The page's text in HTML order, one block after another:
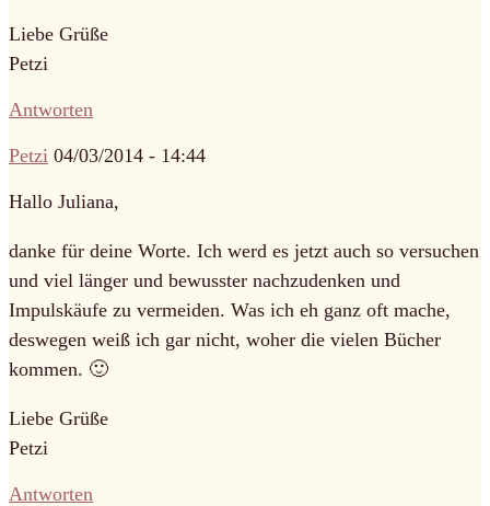
Liebe Grüße
Petzi
Antworten
Petzi 04/03/2014 - 14:44
Hallo Juliana,
danke für deine Worte. Ich werd es jetzt auch so versuchen
und viel länger und bewusster nachzudenken und
Impulskäufe zu vermeiden. Was ich eh ganz oft mache,
deswegen weiß ich gar nicht, woher die vielen Bücher
kommen. 🙂
Liebe Grüße
Petzi
Antworten